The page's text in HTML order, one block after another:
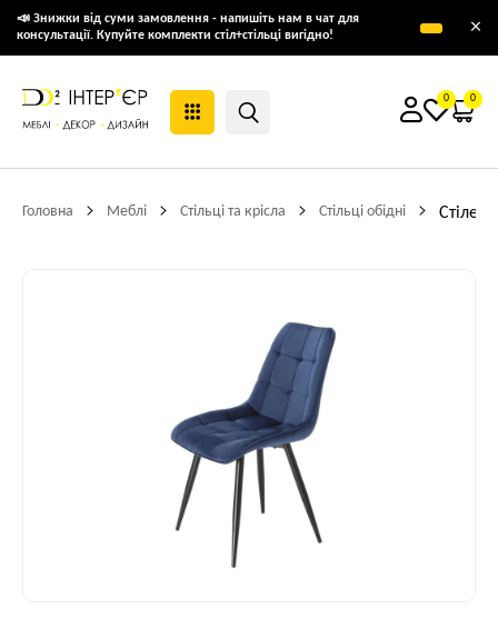
📣 Знижки від суми замовлення - напишіть нам в чат для
консультації. Купуйте комплекти стіл+стільці вигідно!
×
0 0
Головна Меблі Стільці та крісла Стільці обідні